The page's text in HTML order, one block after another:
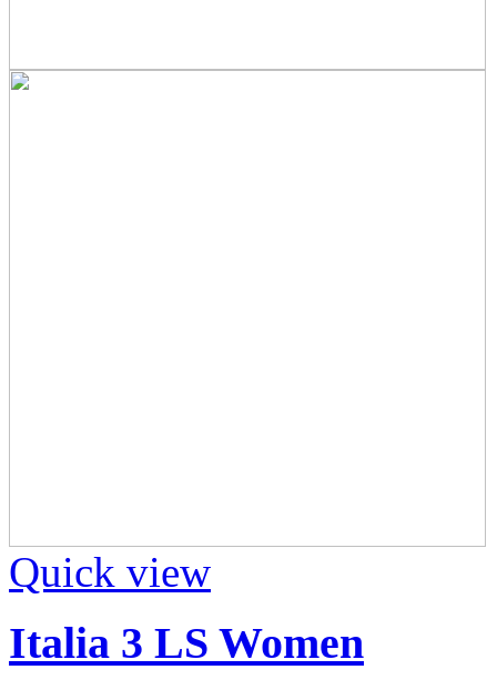
Quick view
Italia 3 LS Women